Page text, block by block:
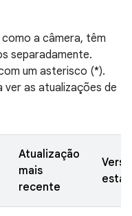
a câmera, têm
separadamente.
um asterisco (*).
ver as atualizações de
Atualização
mais
recente